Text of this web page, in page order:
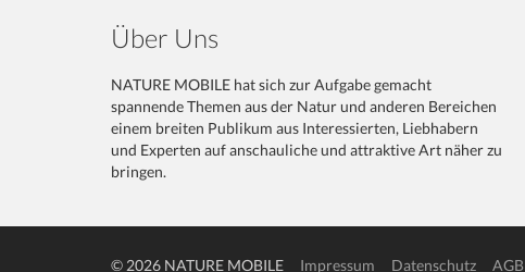
Über Uns
NATURE MOBILE hat sich zur Aufgabe gemacht
spannende Themen aus der Natur und anderen Bereichen
einem breiten Publikum aus Interessierten, Liebhabern
und Experten auf anschauliche und attraktive Art näher zu
bringen.
© 2026 NATURE MOBILE Impressum Datenschutz AGB